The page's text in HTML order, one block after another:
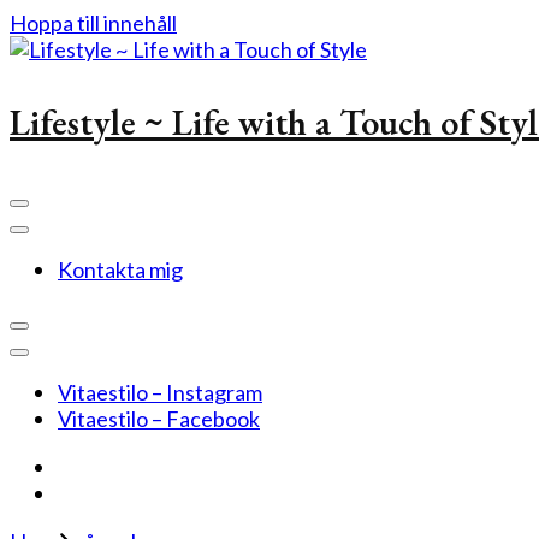
Hoppa till innehåll
Lifestyle ~ Life with a Touch of
Kontakta mig
Vitaestilo – Instagram
Vitaestilo – Facebook